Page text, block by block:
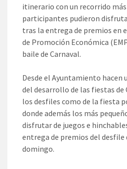
itinerario con un recorrido
participantes pudieron
tras la entrega de premios en
de Promoción Económica
baile de Carnaval.
Desde el Ayuntamiento hacen
del desarrollo de las fiestas de
los desfiles como de la fiesta
donde además los más
disfrutar de juegos e
entrega de premios del desfile
domingo.